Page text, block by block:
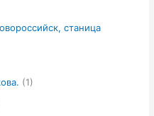
станица
(1)